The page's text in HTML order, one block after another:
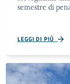
semestre di
LEGGI DI PIÙ